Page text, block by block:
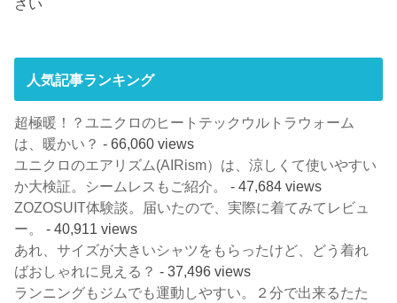
さい
人気記事ランキング
超極暖！？ユニクロのヒートテックウルトラウォーム
は、暖かい？ - 66,060 views
ユニクロのエアリズム(AIRism）は、涼しくて使いやすい
か大検証。シームレスもご紹介。
- 47,684 views
ZOZOSUIT体験談。届いたので、実際に着てみてレビュ
ー。
- 40,911 views
あれ、サイズが大きいシャツをもらったけど、どう着れ
ばおしゃれに見える？ - 37,496 views
ランニングもジムでも運動しやすい。２分で出来るたた